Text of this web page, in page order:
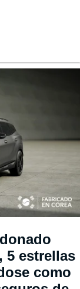
5 estrellas
como